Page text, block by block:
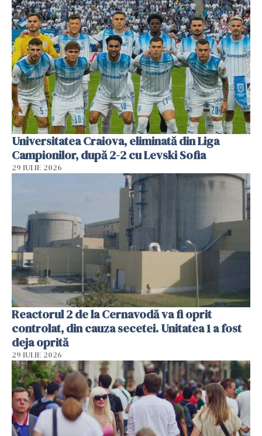
Universitatea Craiova, eliminată din Liga
Campionilor, după 2-2 cu Levski Sofia
29 IULIE 2026
Reactorul 2 de la Cernavodă va fi oprit
controlat, din cauza secetei. Unitatea 1 a fost
deja oprită
29 IULIE 2026